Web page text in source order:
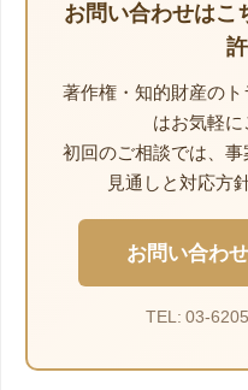
お問い合わせはこ
著作権・知的財産の
はお気軽に
初回のご相談では、
見通しと対応方
お問い合わ
TEL: 03-